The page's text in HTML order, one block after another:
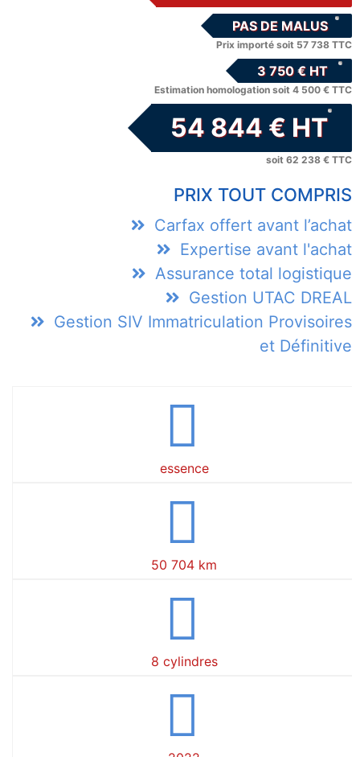
PAS DE MALUS
Prix importé soit 57 738 TTC
3 750 € HT
Estimation homologation soit 4 500 € TTC
54 844 € HT
soit 62 238 € TTC
PRIX TOUT COMPRIS
Carfax offert avant l’achat
Expertise avant l'achat
Assurance total logistique
Gestion UTAC DREAL
Gestion SIV Immatriculation Provisoires
et Définitive
essence
50 704 km
8 cylindres